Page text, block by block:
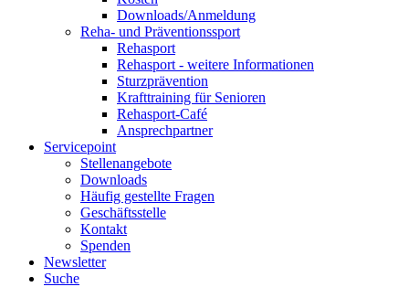
Downloads/Anmeldung
Reha- und Präventionssport
Rehasport
Rehasport - weitere Informationen
Sturzprävention
Krafttraining für Senioren
Rehasport-Café
Ansprechpartner
Servicepoint
Stellenangebote
Downloads
Häufig gestellte Fragen
Geschäftsstelle
Kontakt
Spenden
Newsletter
Suche